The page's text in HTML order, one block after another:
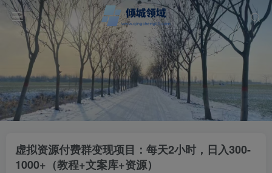
虚拟资源付费群变现项目：每天2小时，日入300-
1000+（教程+文案库+资源）